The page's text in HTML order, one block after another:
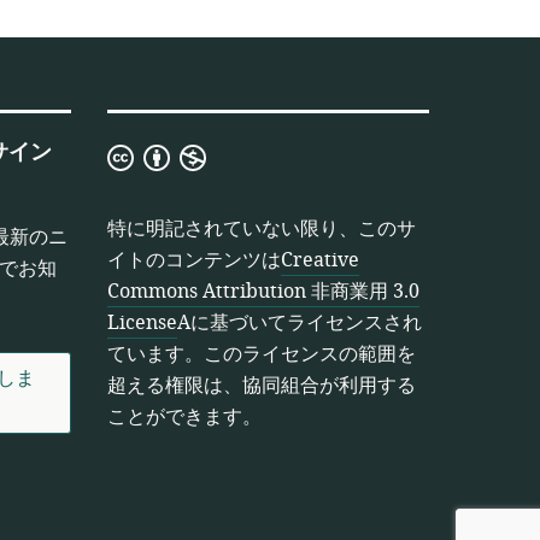
イン
新のニ
お知
ま
Creative
Attribution
非
商
業
用
3.0
License
特に明記されていない限り、このサ
イトのコンテンツはCreative
Commons Attribution 非商業用 3.0
LicenseAに基づいてライセンスされ
ています。このライセンスの範囲を
超える権限は、協同組合が利用する
ことができます。